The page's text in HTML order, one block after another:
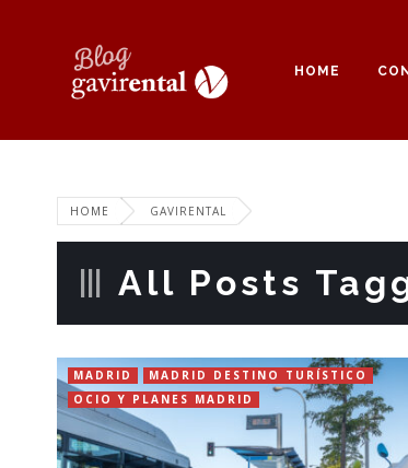
HOME
HOME GAVIRENTAL
All Posts
MADRID
MADRID DESTINO TURÍSTICO
OCIO Y PLANES MADRID